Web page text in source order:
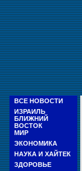
ВСЕ НОВОСТИ
ИЗРАИЛЬ
БЛИЖНИЙ
ВОСТОК
МИР
ЭКОНОМИКА
НАУКА И ХАЙТЕК
ЗДОРОВЬЕ